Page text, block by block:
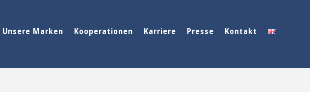
Unsere Marken Kooperationen Karriere Presse Kontakt